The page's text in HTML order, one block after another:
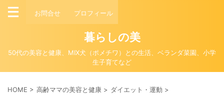
お問合せ プロフィール
暮らしの美
50代の美容と健康、MIX犬（ポメチワ）との生活、ベランダ菜園、小学
生子育てなど
HOME > 高齢ママの美容と健康 > ダイエット・運動 >